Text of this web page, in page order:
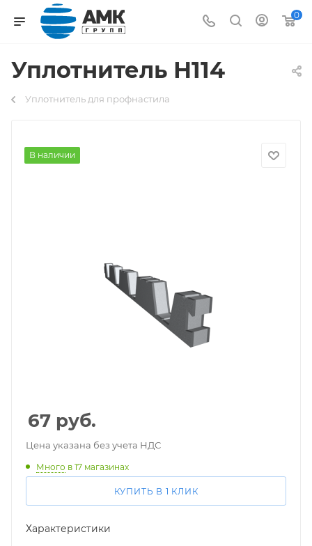
0
Уплотнитель Н114
Уплотнитель для профнастила
В наличии
67 руб.
Цена указана без учета НДС
Много в 17 магазинах
КУПИТЬ В 1 КЛИК
Характеристики